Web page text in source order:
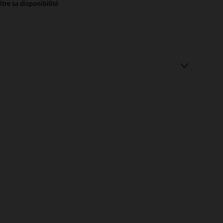
sa disponibilité